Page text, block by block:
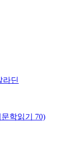
라딘
문학읽기 70)